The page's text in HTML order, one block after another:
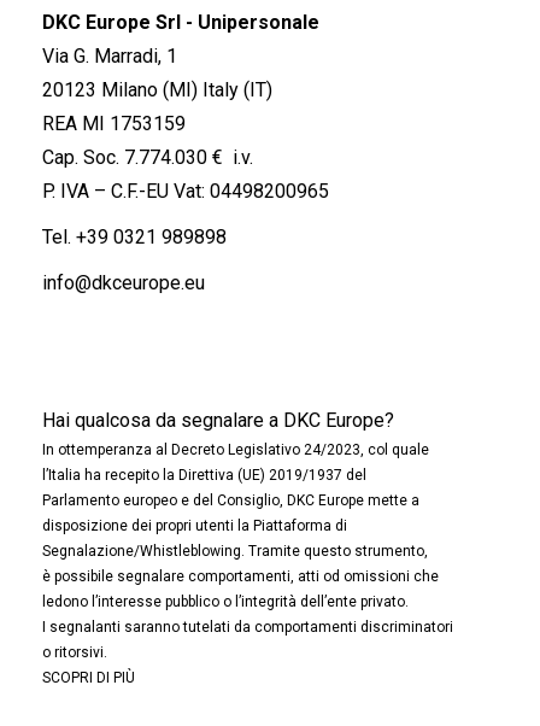
DKC Europe Srl - Unipersonale
Via G. Marradi, 1
20123 Milano (MI) Italy (IT)
REA MI 1753159
Cap. Soc. 7.774.030 € i.v.
P. IVA – C.F.-EU Vat: 04498200965
Tel. +39 0321 989898
info@dkceurope.eu
Hai qualcosa da segnalare a DKC Europe?
In ottemperanza al Decreto Legislativo 24/2023, col quale
l’Italia ha recepito la Direttiva (UE) 2019/1937 del
Parlamento europeo e del Consiglio, DKC Europe mette a
disposizione dei propri utenti la Piattaforma di
Segnalazione/Whistleblowing. Tramite questo strumento,
è possibile segnalare comportamenti, atti od omissioni che
ledono l’interesse pubblico o l’integrità dell’ente privato.
I segnalanti saranno tutelati da comportamenti discriminatori
o ritorsivi.
SCOPRI DI PIÙ